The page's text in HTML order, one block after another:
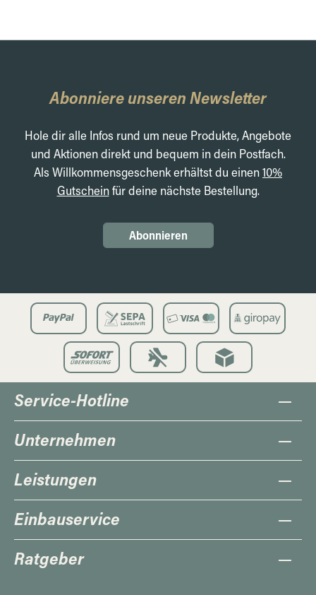
Abonniere unseren Newsletter
Hole dir alle Infos rund um neue Produkte, Angebote
und Aktionen direkt und bequem in dein Postfach.
Als Willkommensgeschenk erhältst du einen10%
Gutscheinfür deine nächste Bestellung.
Abonnieren
Service-Hotline
Unternehmen
Leistungen
Einbauservice
Ratgeber